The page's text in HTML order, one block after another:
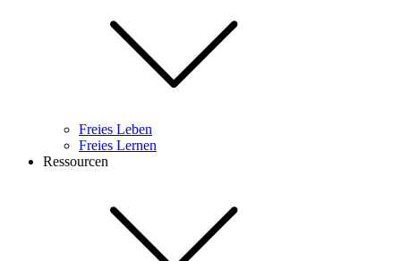
Freies Leben
Freies Lernen
Ressourcen